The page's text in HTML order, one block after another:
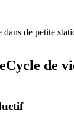
de petite
Cycle de